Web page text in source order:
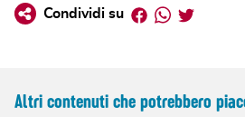
Condividi su Facebook
Whatsapp
Twitter
Altri contenuti che potrebbero